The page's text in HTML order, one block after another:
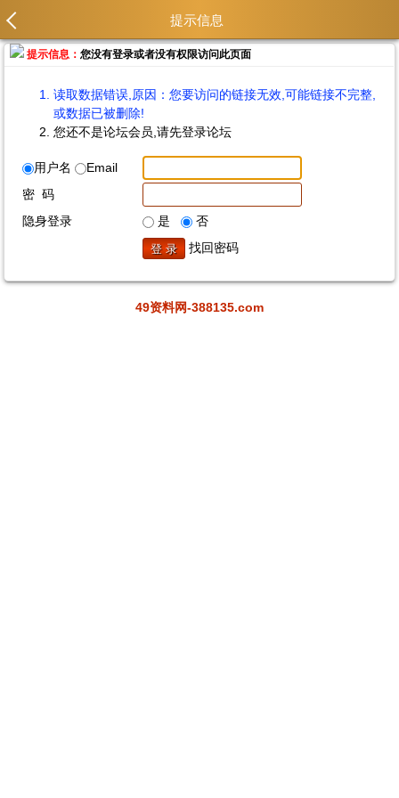
提示信息
提示信息：您没有登录或者没有权限访问此页面
读取数据错误,原因：您要访问的链接无效,可能链接不完整,
或数据已被删除!
您还不是论坛会员,请先登录论坛
用户名
Email
密 码
隐身登录
是
否
找回密码
49资料网-388135.com